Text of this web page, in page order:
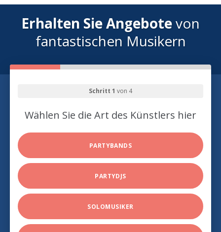
Erhalten Sie Angebotevon
fantastischen Musikern
Schritt 1 von 4
Wählen Sie die Art des Künstlers hier
PARTYBANDS
PARTYDJS
SOLOMUSIKER